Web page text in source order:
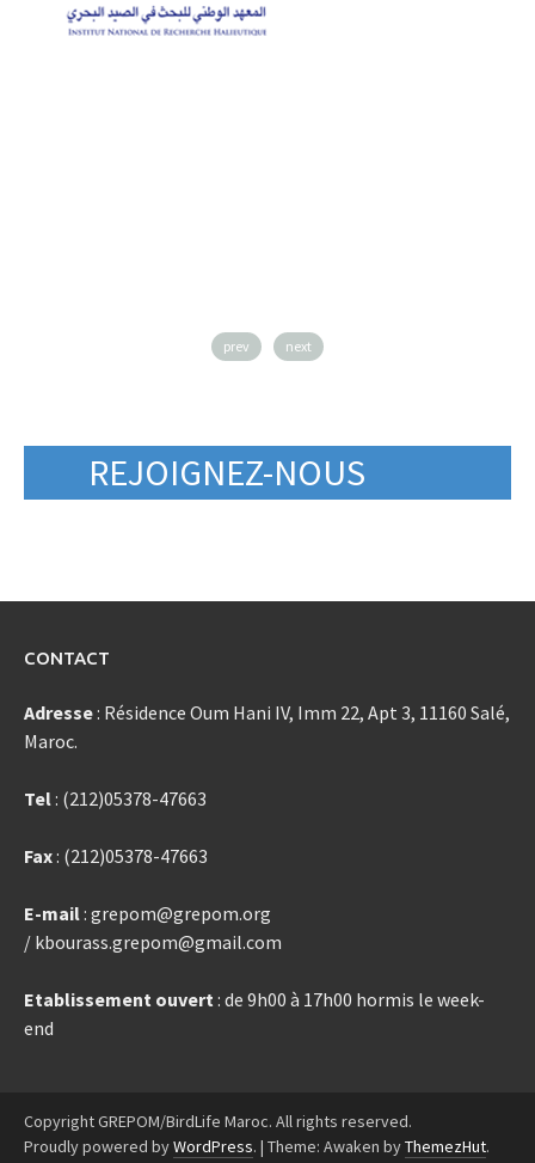
prev next
REJOIGNEZ-NOUS
CONTACT
Adresse: Résidence Oum Hani IV, Imm 22, Apt 3, 11160 Salé,
Maroc.
Tel: (212)05378-47663
Fax: (212)05378-47663
E-mail: grepom@grepom.org
/ kbourass.grepom@gmail.com
Etablissement ouvert: de 9h00 à 17h00 hormis le week-
end
Copyright GREPOM/BirdLife Maroc. All rights reserved.
Proudly powered byWordPress. | Theme: Awaken byThemezHut.